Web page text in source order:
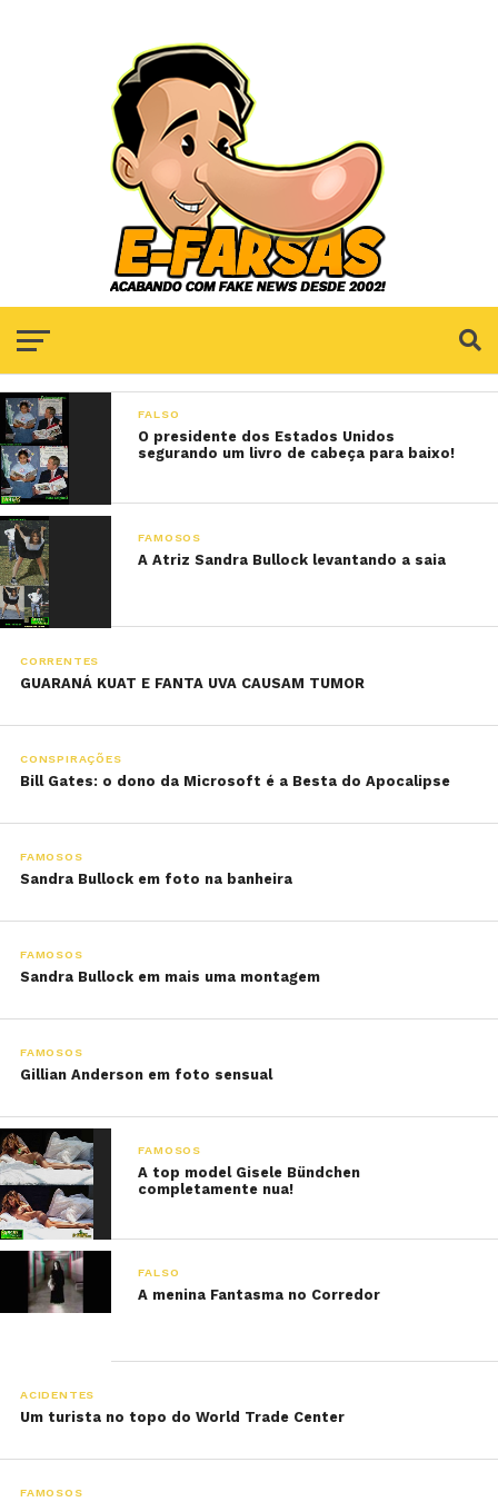
FALSO
O presidente dos Estados Unidos
segurando um livro de cabeça para baixo!
FAMOSOS
A Atriz Sandra Bullock levantando a saia
CORRENTES
GUARANÁ KUAT E FANTA UVA CAUSAM TUMOR
CONSPIRAÇÕES
Bill Gates: o dono da Microsoft é a Besta do Apocalipse
FAMOSOS
Sandra Bullock em foto na banheira
FAMOSOS
Sandra Bullock em mais uma montagem
FAMOSOS
Gillian Anderson em foto sensual
FAMOSOS
A top model Gisele Bündchen
completamente nua!
FALSO
A menina Fantasma no Corredor
ACIDENTES
Um turista no topo do World Trade Center
FAMOSOS